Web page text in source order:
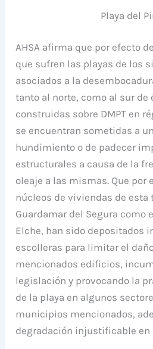
Playa del
AHSA afirma que por efecto
que sufren las playas de los
asociados a la
tanto al norte, como al sur de
construidas sobre DMPT en
se encuentran sometidas a
hundimiento o de padecer
estructurales a causa de la
oleaje a las mismas. Que por
núcleos de viviendas de esta
Guardamar del Segura como
Elche, han sido depositados
escolleras para limitar el
mencionados edificios,
legislación y provocando la
de la playa en algunos
municipios mencionados,
degradación injustificable en